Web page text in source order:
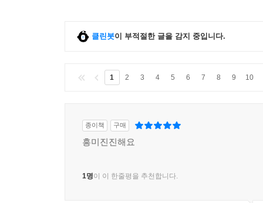
클린봇이 부적절한 글을 감지 중입니다.
1 2 3 4 5 6 7 8 9 10
종이책 구매
흥미진진해요
1명이 이 한줄평을 추천합니다.